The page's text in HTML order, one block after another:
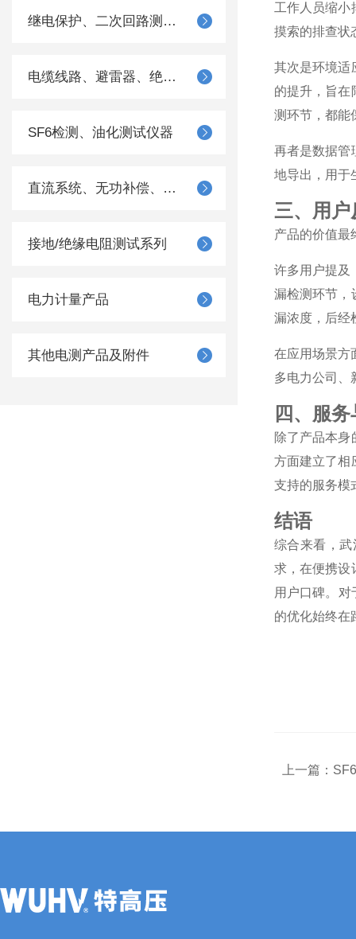
继电保护、二次回路测试仪器
电缆线路、避雷器、绝缘子测试仪器
SF6检测、油化测试仪器
直流系统、无功补偿、电池电机检测仪器
接地/绝缘电阻测试系列
电力计量产品
其他电测产品及附件
工作人员缩小
摸索的排查状
其次是环境适
的提升，旨在
测环节，都能
再者是数据管
地导出，用于
三、用
产品的价值最
许多用户提及
漏检测环节，
漏浓度，后经
在应用场景方
多电力公司、
四、服
除了产品本
方面建立了相
支持的服务模
结语
综合来看，
求，在便携设
用户口碑。
的优化始终在
上一篇： SF6